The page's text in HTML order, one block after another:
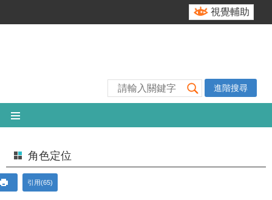
視覺輔助
進階搜尋
角色定位
引用(65)